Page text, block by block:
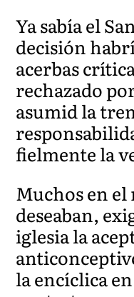
Ya sabía el
decisión
acerbas
rechazado
asumid la
fielmente la
Muchos en el
deseaban,
iglesia la
la encíclica